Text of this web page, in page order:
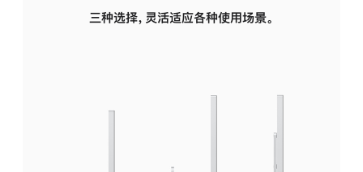
三种选择，灵活适应各种使用场景。